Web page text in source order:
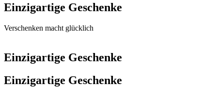
Einzigartige Geschenke
Verschenken macht glücklich
Einzigartige Geschenke
Einzigartige Geschenke